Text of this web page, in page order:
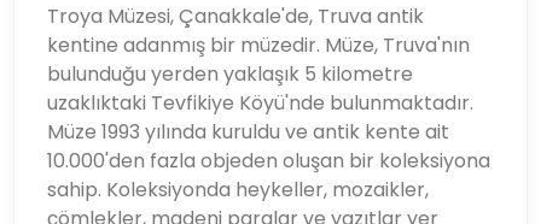
Troya Müzesi, Çanakkale'de, Truva antik
kentine adanmış bir müzedir. Müze, Truva'nın
bulunduğu yerden yaklaşık 5 kilometre
uzaklıktaki Tevfikiye Köyü'nde bulunmaktadır.
Müze 1993 yılında kuruldu ve antik kente ait
10.000'den fazla objeden oluşan bir koleksiyona
sahip. Koleksiyonda heykeller, mozaikler,
çömlekler, madeni paralar ve yazıtlar yer